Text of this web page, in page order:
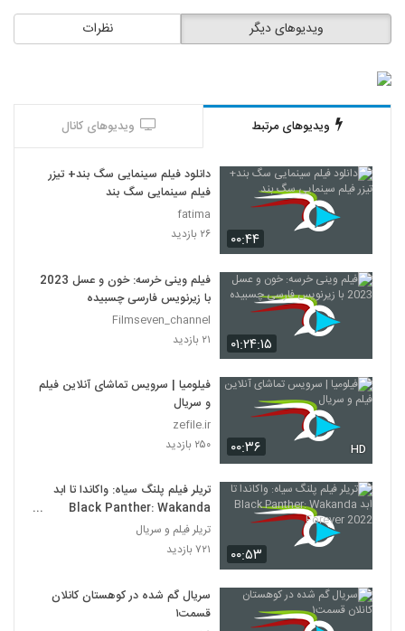
310
خانهٔ کوچک 59
۹۱ بازدید
312
هویج دیوانه - Carrot Crazy
۷۰ بازدید
313
مگس - Fly 2010
۶۴ بازدید
پلنگ صورتی 13
315
پلنگ صورتی 14
1963
۸۶ بازدید
ازدواج مهدوی
318
بدون تاریخ، بدون امضا
نظرات ویدیوهای دیگر
ویدیوهای مرتبط ویدیوهای کانال
۰۰:۴۴
دانلود فیلم سینمایی سگ بند+ تیزر
فیلم سینمایی سگ بند
fatima
۲۶ بازدید
۰۱:۲۴:۱۵
فیلم وینی خرسه: خون و عسل 2023
با زیرنویس فارسی چسبیده
Filmseven_channel
۲۱ بازدید
۰۰:۳۶ HD
فیلومیا | سرویس تماشای آنلاین فیلم
و سریال
zefile.ir
۲۵۰ بازدید
۰۰:۵۳
تریلر فیلم پلنگ سیاه: واکاندا تا ابد
Black Panther: Wakanda
Forever 2022
تریلر فیلم و سریال
۷۲۱ بازدید
سریال گم شده در کوهستان کانلان
قسمت۱